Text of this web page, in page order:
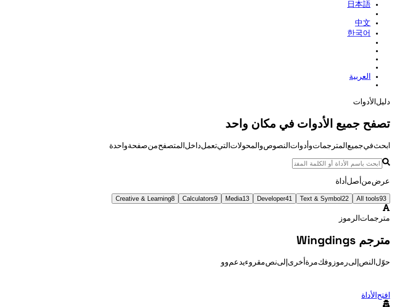
日本語
中文
한국어
العربية
دليل الأدوات
تصفح جميع الأدوات في مكان واحد
ابحث في جميع المترجمات وأدوات النصوص والمحولات التي تعمل داخل المتصفح من صفحة واحدة.
عرض 22 من أصل 93 أداة
All tools93
Text & Symbol 22
Developer41
Media13
Calculators9
Creative & Learning8
مترجمات الرموز
مترجم Wingdings
حوّل النص إلى رموز Wingdings وفك Wingdings مرة أخرى إلى نص مقروء. يدعم Wingdings V1 وV2 وV3.
افتح الأداة